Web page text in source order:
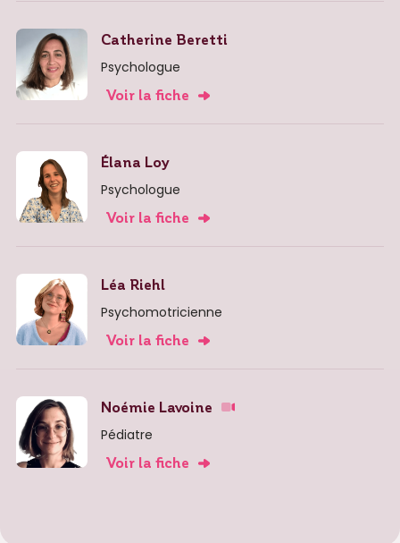
Catherine Beretti
Psychologue
Voir la fiche
Élana Loy
Psychologue
Voir la fiche
Léa Riehl
Psychomotricienne
Voir la fiche
Noémie Lavoine
Pédiatre
Voir la fiche